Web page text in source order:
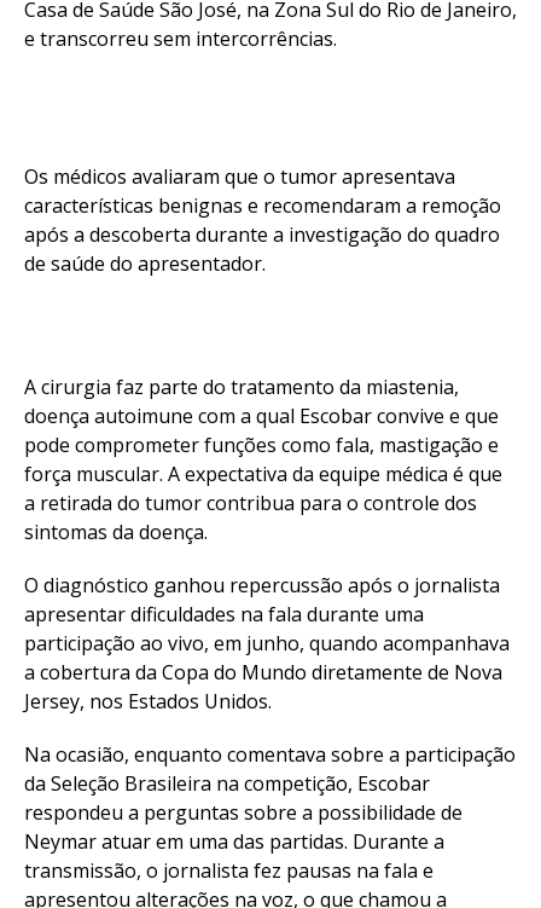
Casa de Saúde São José, na Zona Sul do Rio de Janeiro,
e transcorreu sem intercorrências.
Os médicos avaliaram que o tumor apresentava
características benignas e recomendaram a remoção
após a descoberta durante a investigação do quadro
de saúde do apresentador.
A cirurgia faz parte do tratamento da miastenia,
doença autoimune com a qual Escobar convive e que
pode comprometer funções como fala, mastigação e
força muscular. A expectativa da equipe médica é que
a retirada do tumor contribua para o controle dos
sintomas da doença.
O diagnóstico ganhou repercussão após o jornalista
apresentar dificuldades na fala durante uma
participação ao vivo, em junho, quando acompanhava
a cobertura da Copa do Mundo diretamente de Nova
Jersey, nos Estados Unidos.
Na ocasião, enquanto comentava sobre a participação
da Seleção Brasileira na competição, Escobar
respondeu a perguntas sobre a possibilidade de
Neymar atuar em uma das partidas. Durante a
transmissão, o jornalista fez pausas na fala e
apresentou alterações na voz, o que chamou a